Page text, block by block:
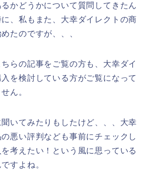
かどうかについて質問してきたん
、私もまた、大幸ダイレクトの商
たのですが、、、
らの記事をご覧の方も、大幸ダイ
を検討している方がご覧になって
ん。
いてみたりもしたけど、、、大幸
悪い評判なども事前にチェックし
考えたい！という風に思っている
すよね。